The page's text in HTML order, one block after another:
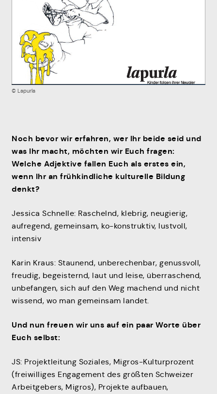
Mitmachen
© Lapurla
Noch bevor wir erfahren, wer Ihr beide seid und
was Ihr macht, möchten wir Euch fragen:
Welche Adjektive fallen Euch als erstes ein,
wenn Ihr an frühkindliche kulturelle Bildung
denkt?
Jessica Schnelle: Raschelnd, klebrig, neugierig,
aufregend, gemeinsam, ko-konstruktiv, lustvoll,
intensiv
Karin Kraus: Staunend, unberechenbar, genussvoll,
freudig, begeisternd, laut und leise, überraschend,
unbefangen, sich auf den Weg machend und nicht
wissend, wo man gemeinsam landet.
Und nun freuen wir uns auf ein paar Worte über
Euch selbst:
JS: Projektleitung Soziales, Migros-Kulturprozent
(freiwilliges Engagement des größten Schweizer
Arbeitgebers, Migros), Projekte aufbauen,